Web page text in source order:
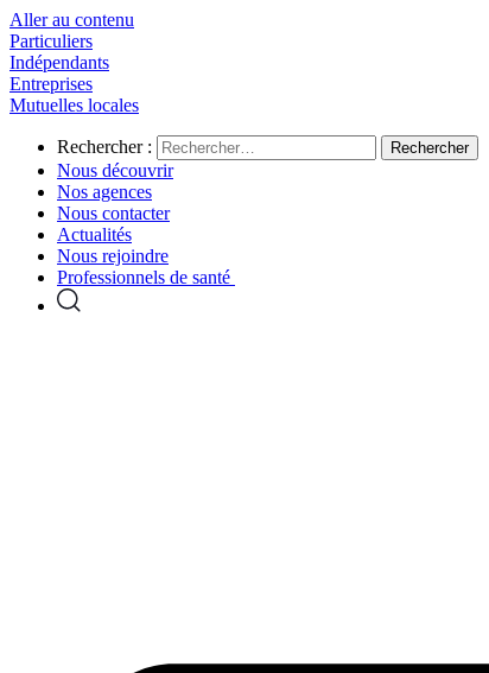
Aller au contenu
Particuliers
Indépendants
Entreprises
Mutuelles locales
Rechercher :
Nous découvrir
Nos agences
Nous contacter
Actualités
Nous rejoindre
Professionnels de santé